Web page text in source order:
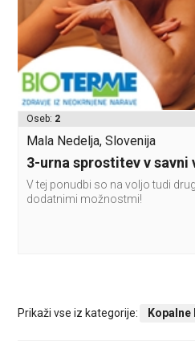
Oseb: 2
Mala Nedelja, Slovenija
3-urna sprostitev v savni
V tej ponudbi so na voljo tudi
dodatnimi možnostmi!
Prikaži vse iz kategorije: